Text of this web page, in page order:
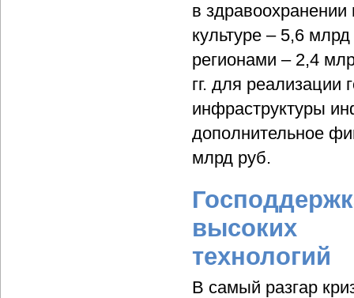
в
культуре – 5,6
регионами – 2,4
гг. для реализации
инфраструктуры
дополнительное
млрд руб.
высоких
технологий
В самый разгар